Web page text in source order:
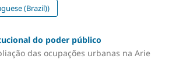
(Brazil))
do poder público
das ocupações urbanas na Arie